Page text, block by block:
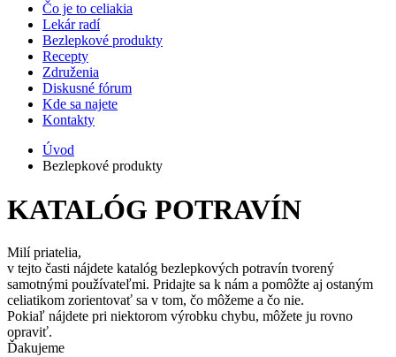
Čo je to celiakia
Lekár radí
Bezlepkové produkty
Recepty
Združenia
Diskusné fórum
Kde sa najete
Kontakty
Úvod
Bezlepkové produkty
KATALÓG POTRAVÍN
Milí priatelia,
v tejto časti nájdete katalóg bezlepkových potravín tvorený
samotnými používateľmi. Pridajte sa k nám a pomôžte aj ostaným
celiatikom zorientovať sa v tom, čo môžeme a čo nie.
Pokiaľ nájdete pri niektorom výrobku chybu, môžete ju rovno
opraviť.
Ďakujeme